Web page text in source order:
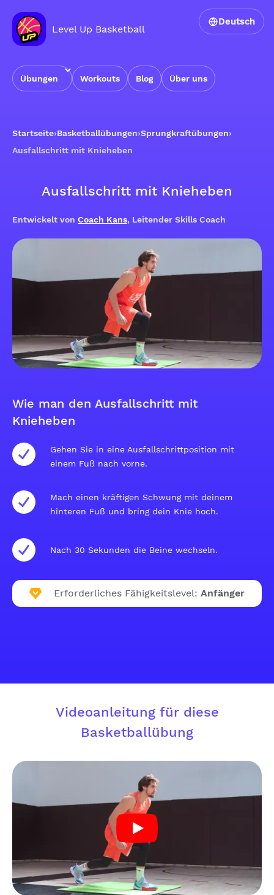
Level Up Basketball
Übungen Workouts Blog Über uns
Deutsch
Startseite›Basketballübungen›Sprungkraftübungen›
Ausfallschritt mit Knieheben
Ausfallschritt mit Knieheben
Entwickelt von Coach Kans, Leitender Skills Coach
Wie man den Ausfallschritt mit
Knieheben
Gehen Sie in eine Ausfallschrittposition mit
einem Fuß nach vorne.
Mach einen kräftigen Schwung mit deinem
hinteren Fuß und bring dein Knie hoch.
Nach 30 Sekunden die Beine wechseln.
Erforderliches Fähigkeitslevel: Anfänger
Videoanleitung für diese
Basketballübung